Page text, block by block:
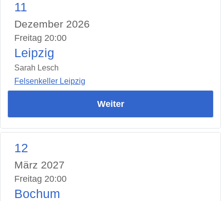
11
Dezember 2026
Freitag 20:00
Leipzig
Sarah Lesch
Felsenkeller Leipzig
Weiter
12
März 2027
Freitag 20:00
Bochum